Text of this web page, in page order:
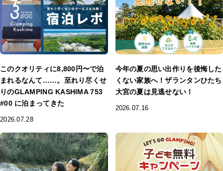
このクオリティに8,800円〜で泊
まれるなんて……。至れり尽くせ
りのGLAMPING KASHIMA 753
#00 に泊まってきた
2026.07.28
今年の夏の思い出作りを後悔した
くない家族へ！ザランタンひたち
大宮の夏は見逃せない！
2026.07.16